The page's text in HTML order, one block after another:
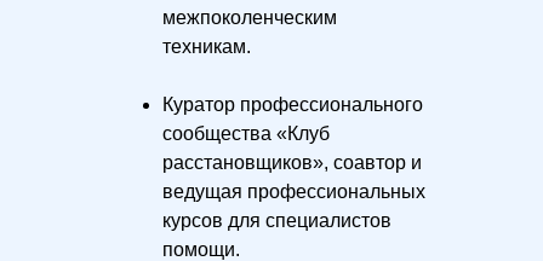
межпоколенческим
техникам.
Куратор профессионального
сообщества «Клуб
расстановщиков», соавтор и
ведущая профессиональных
курсов для специалистов
помощи.